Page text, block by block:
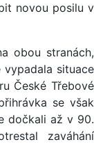
novou posilu v
obou stranách,
situace
České Třebové
se však
dočkali až v 90.
zaváhání